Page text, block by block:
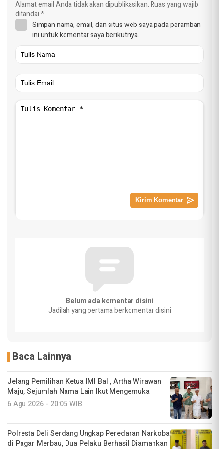
Alamat email Anda tidak akan dipublikasikan.Ruas yang wajib
ditandai*
Simpan nama, email, dan situs web saya pada peramban
ini untuk komentar saya berikutnya.
Belum ada komentar disini
Jadilah yang pertama berkomentar disini
Baca Lainnya
Jelang Pemilihan Ketua IMI Bali, Artha Wirawan
Maju, Sejumlah Nama Lain Ikut Mengemuka
6 Agu 2026 - 20:05 WIB
Polresta Deli Serdang Ungkap Peredaran Narkoba
di Pagar Merbau, Dua Pelaku Berhasil Diamankan